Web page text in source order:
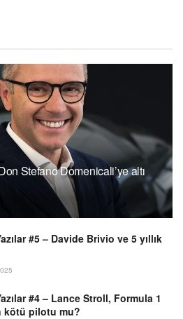
Stefano Domenicali’ye altı
#5 – Davide Brivio ve 5 yıllık
#4 – Lance Stroll, Formula 1
kötü pilotu mu?